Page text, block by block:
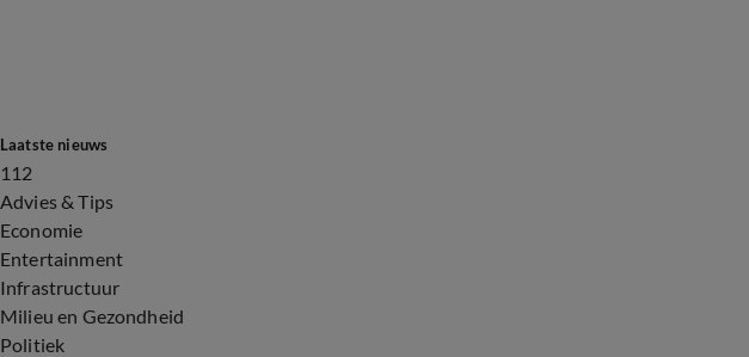
Laatste nieuws
112
Advies & Tips
Economie
Entertainment
Infrastructuur
Milieu en Gezondheid
Politiek